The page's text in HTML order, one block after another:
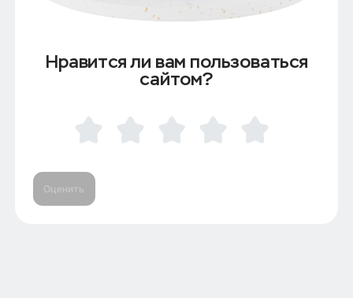
Нравится ли вам пользоваться
сайтом?
Оценить